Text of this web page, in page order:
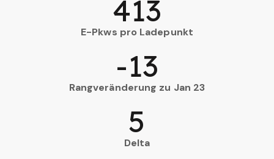
E-Pkws pro Ladepunkt
413
Rangveränderung zu Jan 23
-13
Delta
5